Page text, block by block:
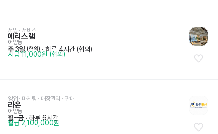
서빙 · 서비스
에리스램
어양동
주 3일 (협의) · 하루 4시간 (협의)
시급 11,000원 (협의)
영업 · 마케팅 · 매장관리 · 판매
라온
어양동
월~금 · 하루 6시간
월급 2,100,000원